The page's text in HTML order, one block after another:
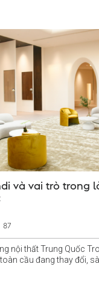
và vai trò trong
87
nội thất Trung Quốc
cầu đang thay đổi,